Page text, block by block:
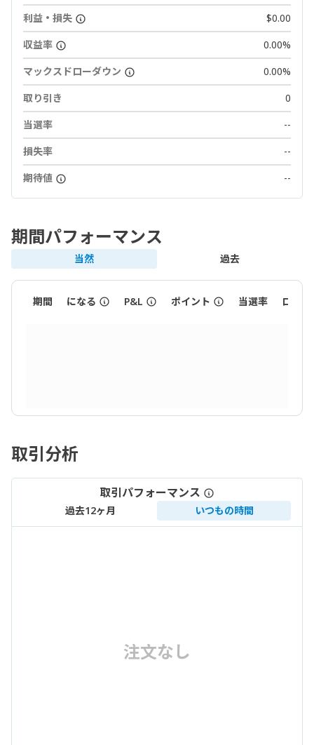
利益・損失
$0.00
収益率
0.00%
マックスドローダウン
0.00%
取り引き
0
当選率
--
損失率
--
期待値
--
期間パフォーマンス
当然 過去
期間 になる P&L ポイント 当選率 ロット
取引分析
取引パフォーマンス
過去12ヶ月 いつもの時間
注文なし